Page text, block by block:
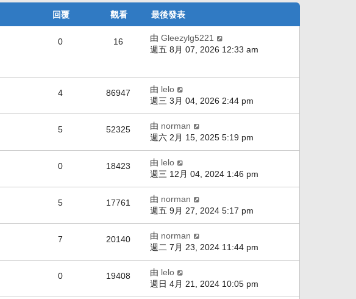
回覆 觀看 最後發表
0 16 由 Gleezylg5221
週五 8月 07, 2026 12:33 am
4 86947 由 lelo
週三 3月 04, 2026 2:44 pm
5 52325 由 norman
週六 2月 15, 2025 5:19 pm
0 18423 由 lelo
週三 12月 04, 2024 1:46 pm
5 17761 由 norman
週五 9月 27, 2024 5:17 pm
7 20140 由 norman
週二 7月 23, 2024 11:44 pm
0 19408 由 lelo
週日 4月 21, 2024 10:05 pm